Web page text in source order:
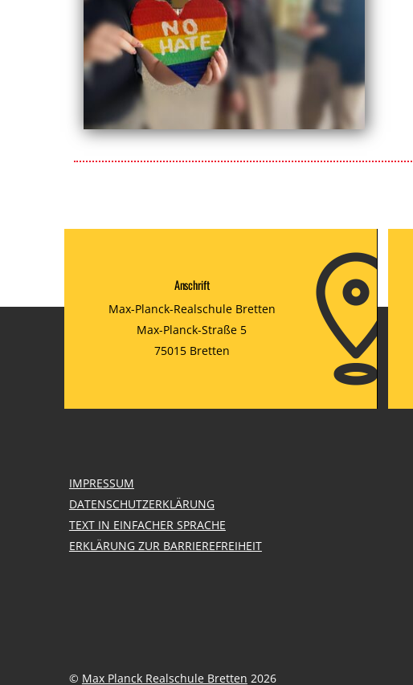
Anschrift
Max-Planck-Realschule Bretten
Max-Planck-Straße 5
75015 Bretten
IMPRESSUM
DATENSCHUTZERKLÄRUNG
TEXT IN EINFACHER SPRACHE
ERKLÄRUNG ZUR BARRIEREFREIHEIT
© Max Planck Realschule Bretten 2026